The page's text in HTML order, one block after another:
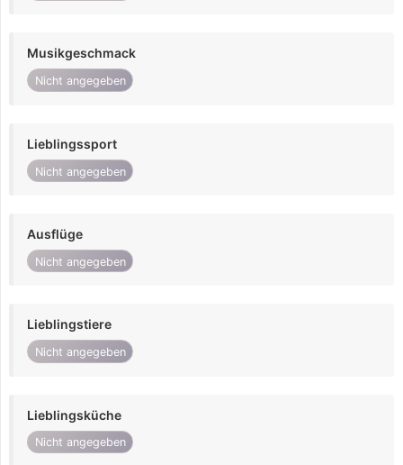
Musikgeschmack
Nicht angegeben
Lieblingssport
Nicht angegeben
Ausflüge
Nicht angegeben
Lieblingstiere
Nicht angegeben
Lieblingsküche
Nicht angegeben